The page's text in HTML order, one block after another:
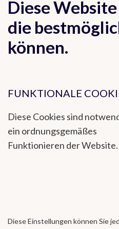
Unsere
Prognose
0900/
Diese
die
können.
FUNKTIONALE
Diese Cookies sind
ein ordnungsgemäßes
Funktionieren der Website.
Diese Einstellungen können Sie